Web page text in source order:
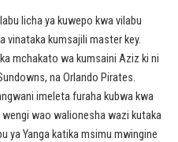
licha ya kuwepo kwa vilabu
vinataka kumsajili master key.
mchakato wa kumsaini Aziz ki ni
na Orlando Pirates.
imeleta furaha kubwa kwa
wengi wao walionesha wazi kutaka
ya Yanga katika msimu mwingine